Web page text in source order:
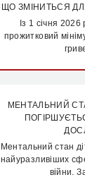
ЩО ЗМІНИТЬСЯ
Із 1 січня 2026
прожитковий
МЕНТАЛЬНИЙ
Ментальний стан
найуразливіших
війни.